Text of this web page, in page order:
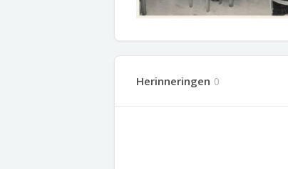
Herinneringen 0